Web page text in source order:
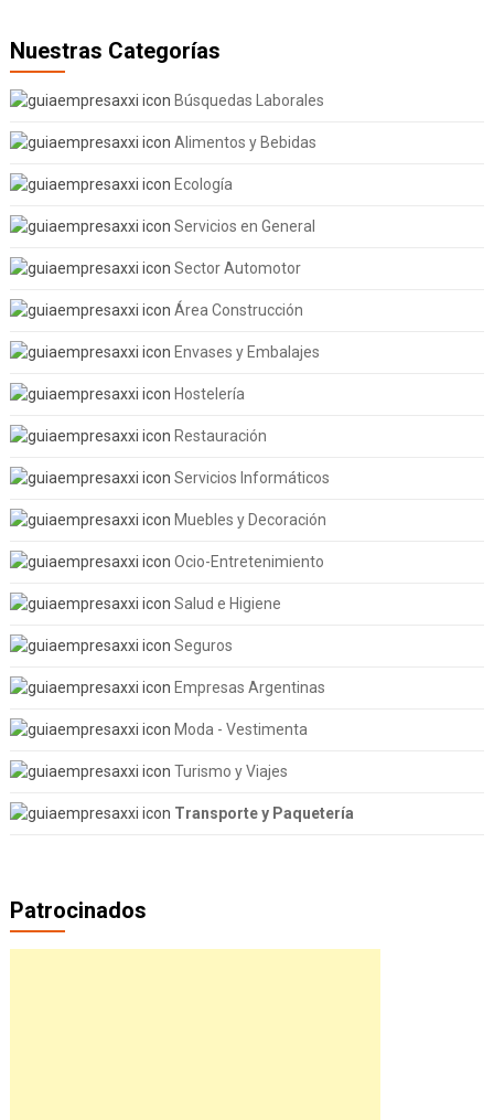
Nuestras Categorías
Búsquedas Laborales
Alimentos y Bebidas
Ecología
Servicios en General
Sector Automotor
Área Construcción
Envases y Embalajes
Hostelería
Restauración
Servicios Informáticos
Muebles y Decoración
Ocio-Entretenimiento
Salud e Higiene
Seguros
Empresas Argentinas
Moda - Vestimenta
Turismo y Viajes
Transporte y Paquetería
Patrocinados